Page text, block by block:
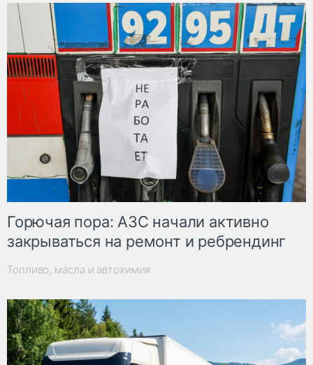
Горючая пора: АЗС начали активно
закрываться на ремонт и ребрендинг
Топливо, масла и автохимия